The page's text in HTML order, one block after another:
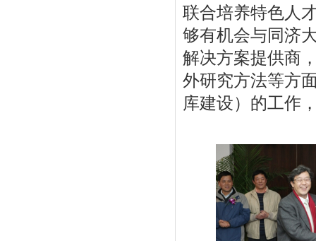
联合培养特色人
够有机会与同济
解决方案提供商
外研究方法等方
库建设）的工作